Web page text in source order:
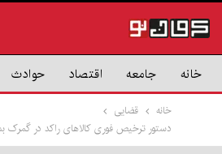
خانه جامعه اقتصاد حوادث
خانه
قضایی
دستور ترخیص فوری کالاهای راکد در گمرک